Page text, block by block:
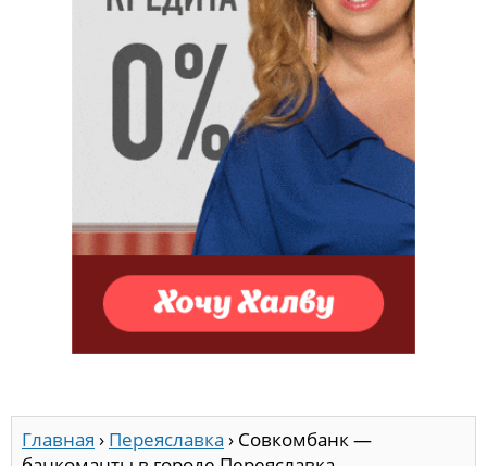
Главная › Переяславка › Совкомбанк —